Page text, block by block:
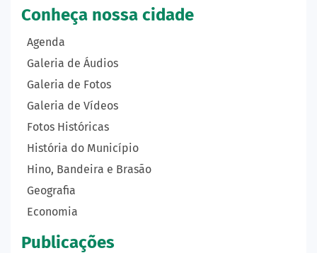
Conheça nossa cidade
Agenda
Galeria de Áudios
Galeria de Fotos
Galeria de Vídeos
Fotos Históricas
História do Município
Hino, Bandeira e Brasão
Geografia
Economia
Publicações